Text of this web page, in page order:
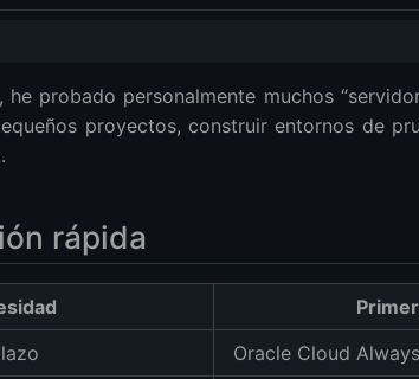
Gratuito
probado personalmente muchos
proyectos, construir entornos de
rápida
Oracle Cloud